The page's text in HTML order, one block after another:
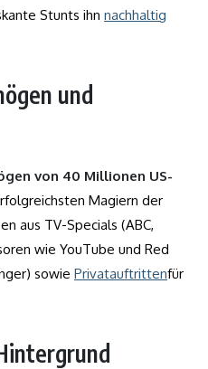
Stunts ihn nachhaltig
und
von 40 Millionen US-
Magiern der
aus TV-Specials (ABC,
wie YouTube und Red
sowie Privatauftrittenfür